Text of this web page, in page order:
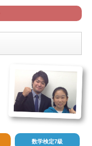
数学検定7級